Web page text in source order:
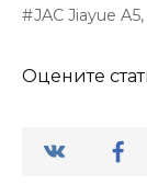
JAC Jiayue A5,
Оцените